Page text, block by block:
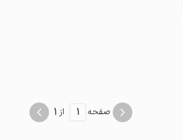
صفحه 1 از 1